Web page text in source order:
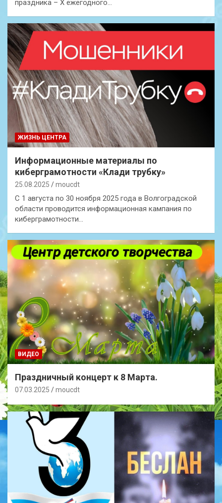
праздника – X ежегодного…
ЖИЗНЬ ЦЕНТРА
Информационные материалы по
киберграмотности «Клади трубку»
25.08.2025 moucdt
С 1 августа по 30 ноября 2025 года в Волгоградской
области проводится информационная кампания по
киберграмотности…
ВИДЕО
Праздничный концерт к 8 Марта.
07.03.2025 moucdt